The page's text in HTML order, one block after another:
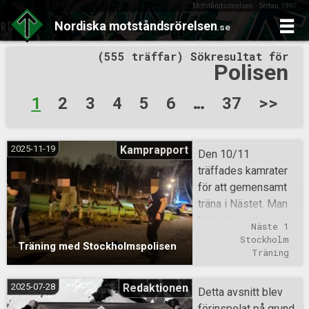
Motståndsrörelsen - Sedan 1997
Nordiska motståndsrörelsen.se
to
(555 träffar) Sökresultat för
Polisen
Sidnumrering
för
inlägg
1 2 3 4 5 6 … 37 >>
Träning med Stockholmspolisen
2025-11-19 Kamprapport
Den 10/11
träffades kamrater
för att gemensamt
träna i Nästet. Man
armhävningar men
blev lätt störda av
hantlangare reagerat
på vita individer i
Näste 1
Stockholm
Träning
2025-07-28 Redaktionen
Detta avsnitt blev